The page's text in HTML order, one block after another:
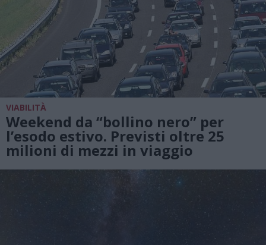
VIABILITÀ
Weekend da “bollino nero” per
l’esodo estivo. Previsti oltre 25
milioni di mezzi in viaggio